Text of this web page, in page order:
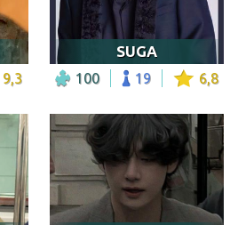
9,3
SUGA
100 19 6,8